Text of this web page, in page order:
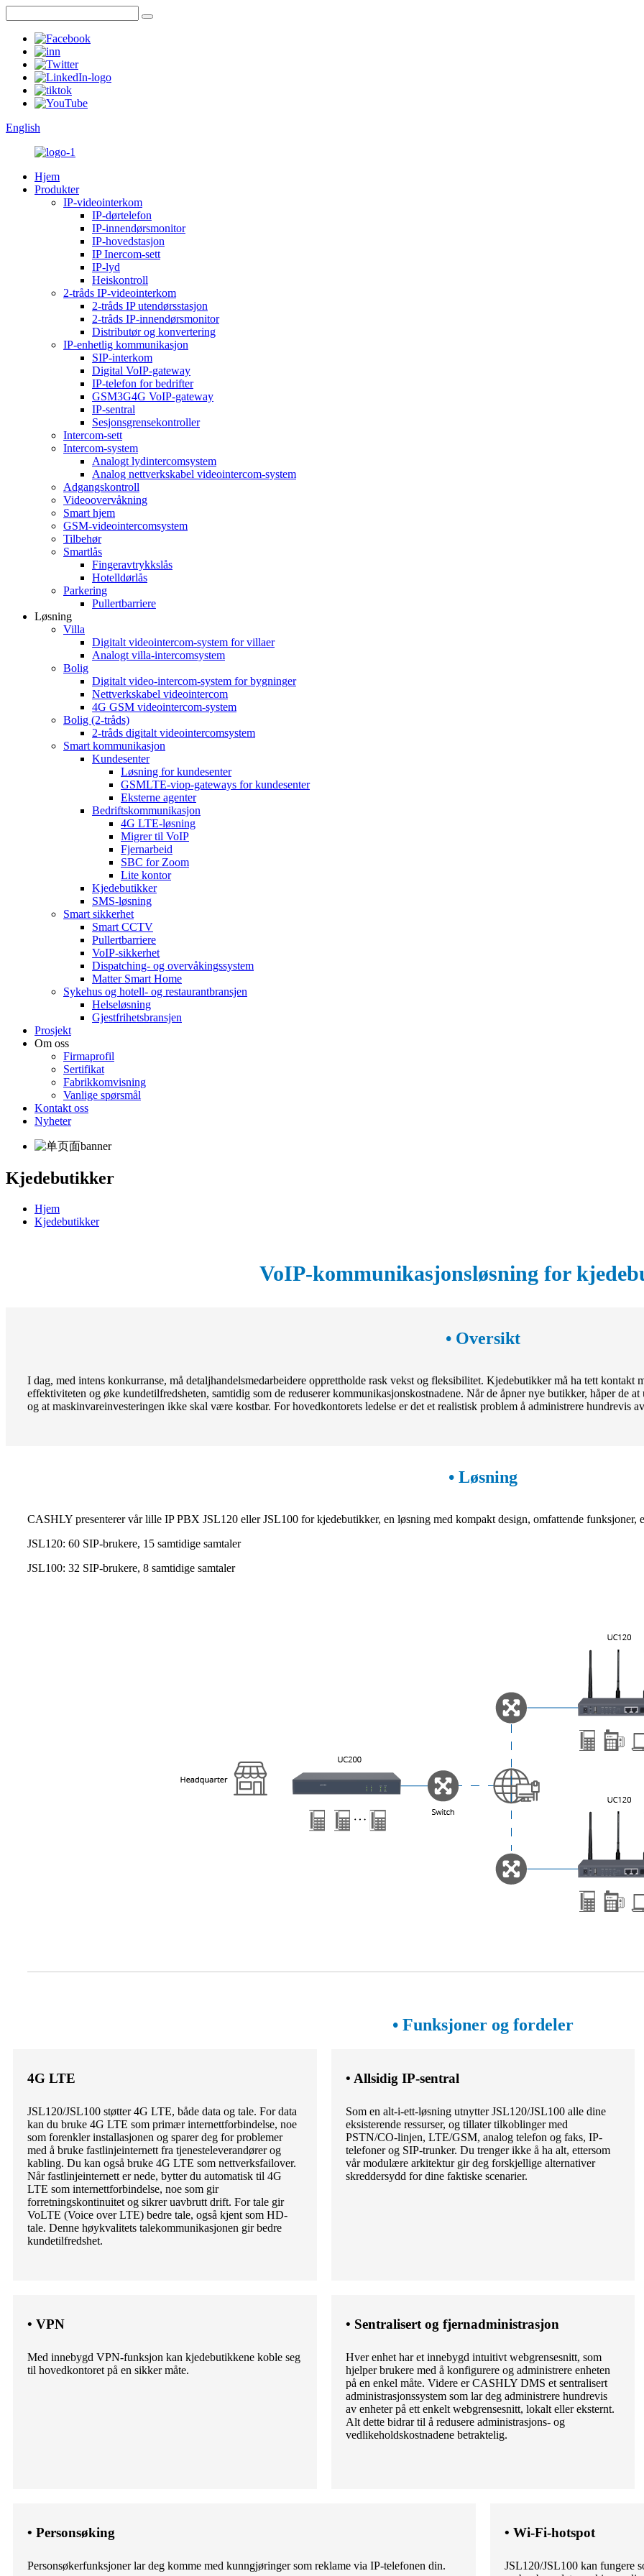
English
Hjem
Produkter
IP-videointerkom
IP-dørtelefon
IP-innendørsmonitor
IP-hovedstasjon
IP Inercom-sett
IP-lyd
Heiskontroll
2-tråds IP-videointerkom
2-tråds IP utendørsstasjon
2-tråds IP-innendørsmonitor
Distributør og konvertering
IP-enhetlig kommunikasjon
SIP-interkom
Digital VoIP-gateway
IP-telefon for bedrifter
GSM3G4G VoIP-gateway
IP-sentral
Sesjonsgrensekontroller
Intercom-sett
Intercom-system
Analogt lydintercomsystem
Analog nettverkskabel videointercom-system
Adgangskontroll
Videoovervåkning
Smart hjem
GSM-videointercomsystem
Tilbehør
Smartlås
Fingeravtrykkslås
Hotelldørlås
Parkering
Pullertbarriere
Løsning
Villa
Digitalt videointercom-system for villaer
Analogt villa-intercomsystem
Bolig
Digitalt video-intercom-system for bygninger
Nettverkskabel videointercom
4G GSM videointercom-system
Bolig (2-tråds)
2-tråds digitalt videointercomsystem
Smart kommunikasjon
Kundesenter
Løsning for kundesenter
GSMLTE-viop-gateways for kundesenter
Eksterne agenter
Bedriftskommunikasjon
4G LTE-løsning
Migrer til VoIP
Fjernarbeid
SBC for Zoom
Lite kontor
Kjedebutikker
SMS-løsning
Smart sikkerhet
Smart CCTV
Pullertbarriere
VoIP-sikkerhet
Dispatching- og overvåkingssystem
Matter Smart Home
Sykehus og hotell- og restaurantbransjen
Helseløsning
Gjestfrihetsbransjen
Prosjekt
Om oss
Firmaprofil
Sertifikat
Fabrikkomvisning
Vanlige spørsmål
Kontakt oss
Nyheter
Kjedebutikker
Hjem
Kjedebutikker
VoIP-kommunikasjonsløsning for
• Oversikt
I dag, med intens konkurranse, må detaljhandelsmedarbeidere opprettholde rask vekst og fleksibilitet. Kjedebutikker må ha tett kontakt
effektiviteten og øke kundetilfredsheten, samtidig som de reduserer kommunikasjonskostnadene. Når de åpner nye butikker, håper de
og at maskinvareinvesteringen ikke skal være kostbar. For hovedkontorets ledelse er det et realistisk problem å administrere hundrevis
• Løsning
CASHLY presenterer vår lille IP PBX JSL120 eller JSL100 for kjedebutikker, en løsning med kompakt design, omfattende funksjoner,
JSL120: 60 SIP-brukere, 15 samtidige samtaler
JSL100: 32 SIP-brukere, 8 samtidige samtaler
• Funksjoner og fordeler
4G LTE
JSL120/JSL100 støtter 4G LTE, både data og tale. For data
kan du bruke 4G LTE som primær internettforbindelse, noe
som forenkler installasjonen og sparer deg for problemer
med å bruke fastlinjeinternett fra tjenesteleverandører og
kabling. Du kan også bruke 4G LTE som nettverksfailover.
Når fastlinjeinternett er nede, bytter du automatisk til 4G
LTE som internettforbindelse, noe som gir
forretningskontinuitet og sikrer uavbrutt drift. For tale gir
VoLTE (Voice over LTE) bedre tale, også kjent som HD-
tale. Denne høykvalitets talekommunikasjonen gir bedre
kundetilfredshet.
• Allsidig IP-sentral
Som en alt-i-ett-løsning utnytter JSL120/JSL100 alle dine
eksisterende ressurser, og tillater tilkoblinger med
PSTN/CO-linjen, LTE/GSM, analog telefon og faks, IP-
telefoner og SIP-trunker. Du trenger ikke å ha alt, ettersom
vår modulære arkitektur gir deg forskjellige alternativer
skreddersydd for dine faktiske scenarier.
• VPN
Med innebygd VPN-funksjon kan kjedebutikkene koble seg
til hovedkontoret på en sikker måte.
• Sentralisert og fjernadministrasjon
Hver enhet har et innebygd intuitivt webgrensesnitt, som
hjelper brukere med å konfigurere og administrere enheten
på en enkel måte. Videre er CASHLY DMS et sentralisert
administrasjonssystem som lar deg administrere hundrevis
av enheter på ett enkelt webgrensesnitt, lokalt eller eksternt.
Alt dette bidrar til å redusere administrasjons- og
vedlikeholdskostnadene betraktelig.
• Personsøking
Personsøkerfunksjoner lar deg komme med kunngjøringer som reklame via IP-telefonen din.
• Wi-Fi-hotspot
JSL120/JSL100 kan fungere